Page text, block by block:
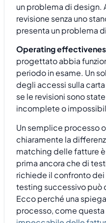
un problema di design.
revisione senza uno
presenta un problema
Operating
progettato abbia
periodo in esame. Un
degli accessi sulla
se le revisioni sono
incomplete o
Un semplice processo
chiaramente la
matching delle fatture
prima ancora che di
richiede il confronto
testing successivo può
Ecco perché una
processo, come questa